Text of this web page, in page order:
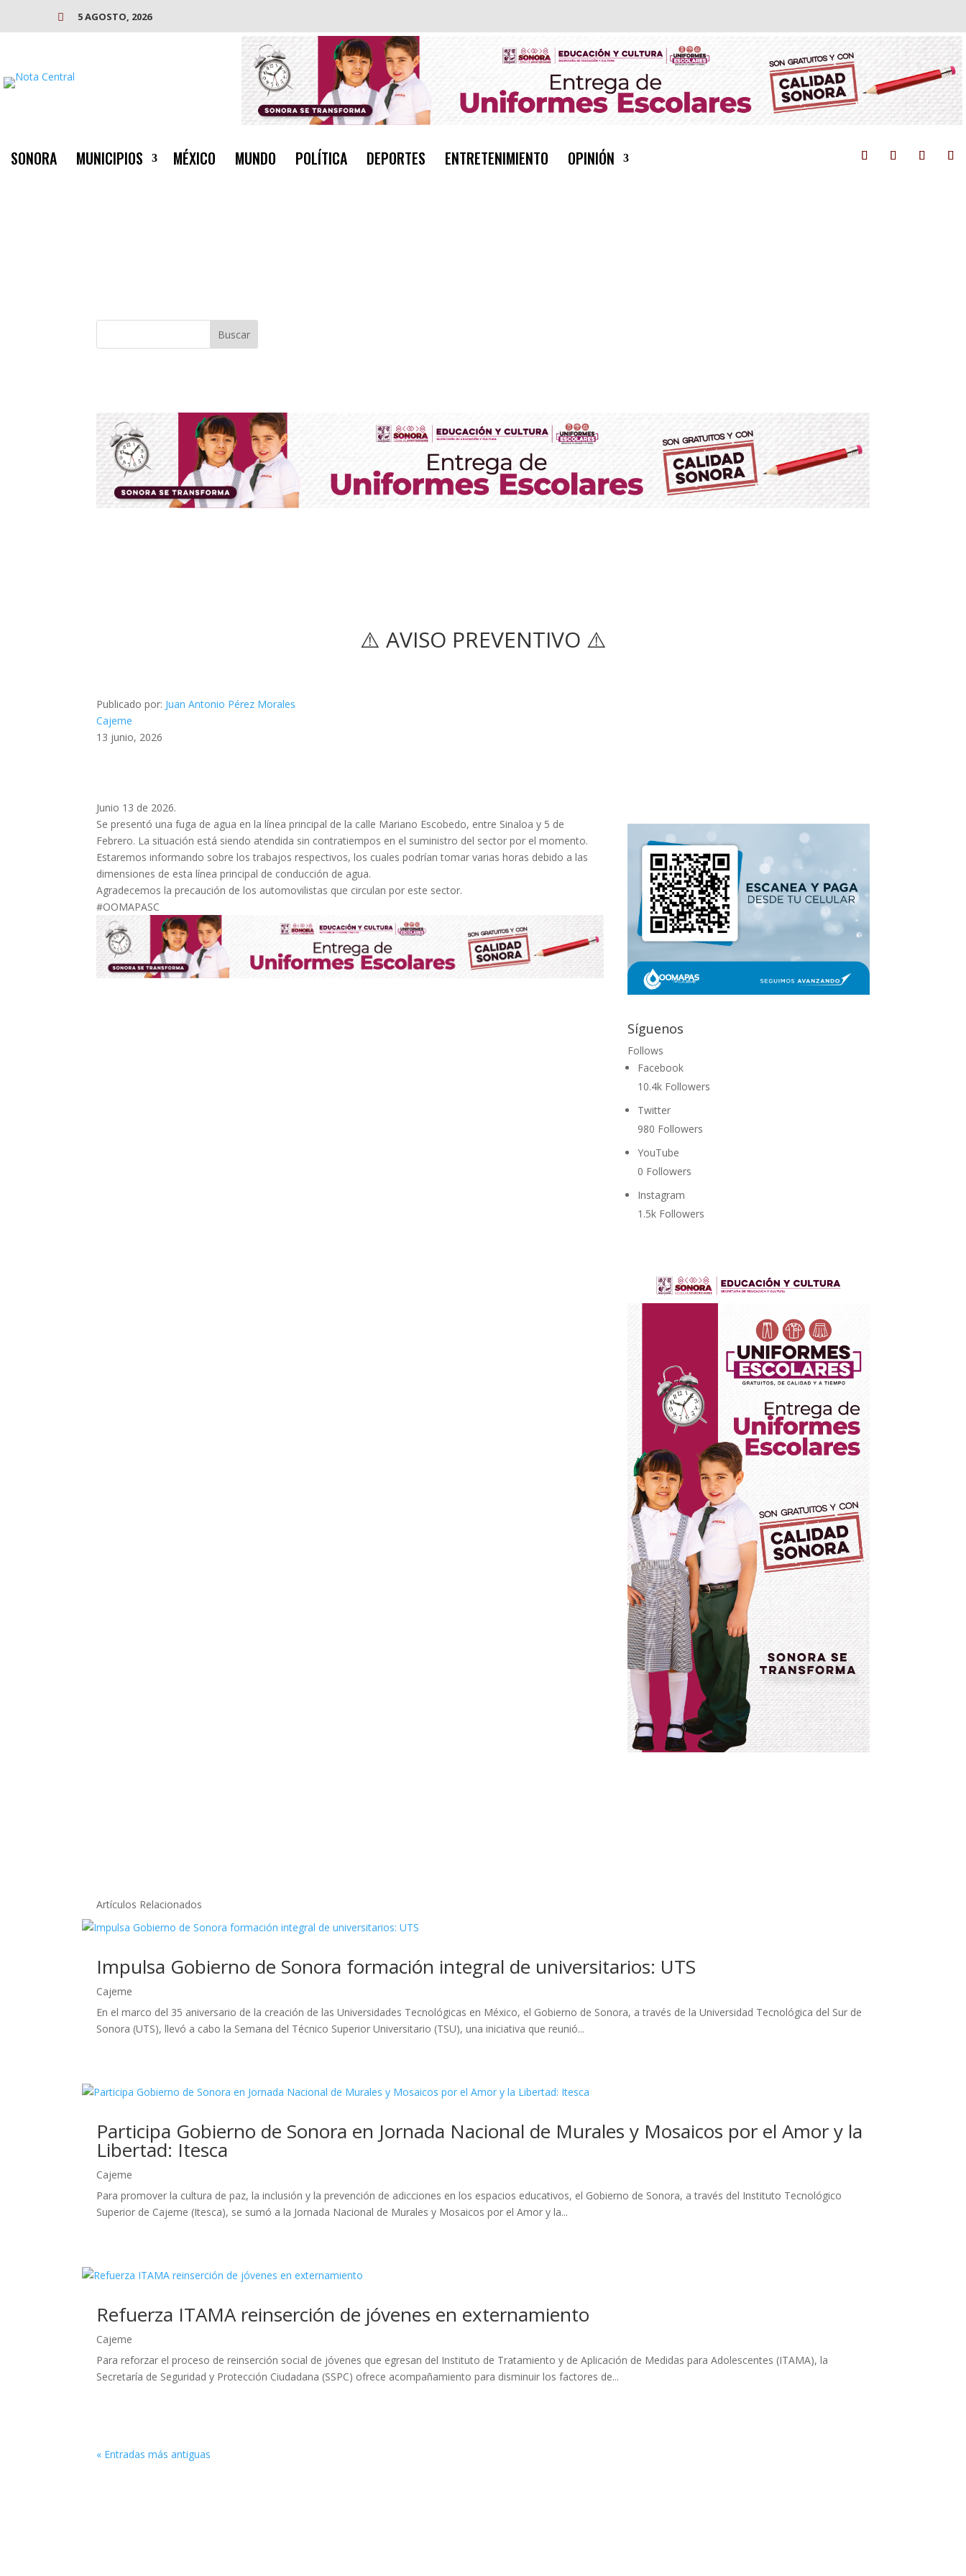
 5 AGOSTO, 2026
SONORA MUNICIPIOS MÉXICO MUNDO POLÍTICA DEPORTES ENTRETENIMIENTO OPINIÓN
Buscar
⚠️ AVISO PREVENTIVO ⚠️
Publicado por: Juan Antonio Pérez Morales
Cajeme
13 junio, 2026
Junio 13 de 2026.
Se presentó una fuga de agua en la línea principal de la calle Mariano Escobedo, entre Sinaloa y 5 de
Febrero. La situación está siendo atendida sin contratiempos en el suministro del sector por el momento.
Estaremos informando sobre los trabajos respectivos, los cuales podrían tomar varias horas debido a las
dimensiones de esta línea principal de conducción de agua.
Agradecemos la precaución de los automovilistas que circulan por este sector.
#OOMAPASC
Síguenos
Follows
Facebook
10.4k Followers
Twitter
980 Followers
YouTube
0 Followers
Instagram
1.5k Followers
Artículos Relacionados
Impulsa Gobierno de Sonora formación integral de universitarios: UTS
Cajeme
En el marco del 35 aniversario de la creación de las Universidades Tecnológicas en México, el Gobierno de Sonora, a través de la Universidad Tecnológica del Sur de
Sonora (UTS), llevó a cabo la Semana del Técnico Superior Universitario (TSU), una iniciativa que reunió...
Participa Gobierno de Sonora en Jornada Nacional de Murales y Mosaicos por el Amor y la
Libertad: Itesca
Cajeme
Para promover la cultura de paz, la inclusión y la prevención de adicciones en los espacios educativos, el Gobierno de Sonora, a través del Instituto Tecnológico
Superior de Cajeme (Itesca), se sumó a la Jornada Nacional de Murales y Mosaicos por el Amor y la...
Refuerza ITAMA reinserción de jóvenes en externamiento
Cajeme
Para reforzar el proceso de reinserción social de jóvenes que egresan del Instituto de Tratamiento y de Aplicación de Medidas para Adolescentes (ITAMA), la
Secretaría de Seguridad y Protección Ciudadana (SSPC) ofrece acompañamiento para disminuir los factores de...
« Entradas más antiguas